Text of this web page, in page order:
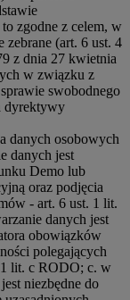
zgodne z celem, w
zebrane (art. 6 ust. 4
z dnia 27 kwietnia
w związku z
swobodnego
dyrektywy
danych osobowych
danych jest
Demo lub
oraz podjęcia
- art. 6 ust. 1 lit.
danych jest
obowiązków
polegających
lit. c RODO; c. w
niezbędne do